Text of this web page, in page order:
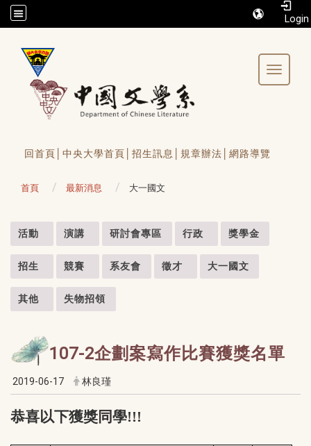
/accesskey"" title="Toolbar">:::
Toggle
回首頁│ 中央大學首頁│ 招生訊息│ 規章辦法│ 網路導覽
首頁 最新消息 大一國文
活動 演講 研討會專區 行政 獎學金
招生 競賽 系友會 徵才 大一國文
其他 失物招領
107-2企劃案寫作比賽獲獎名單
2019-06-17 林良瑾
恭喜以下獲獎同學!!!